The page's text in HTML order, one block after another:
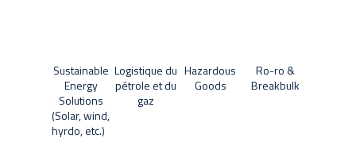
Sustainable
Energy
Solutions
(Solar, wind,
hyrdo, etc.)
Logistique du
pétrole et du
gaz
Hazardous
Goods
Ro-ro &
Breakbulk
Études de cas